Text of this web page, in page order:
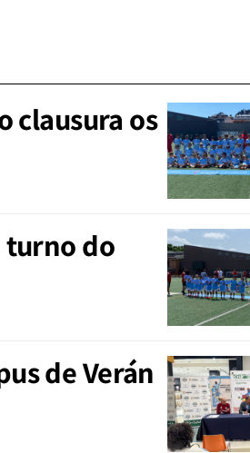
clausura os
turno do
de Verán